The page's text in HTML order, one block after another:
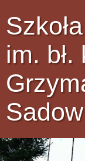
im.